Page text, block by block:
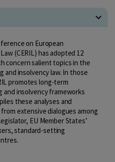
on European
(CERIL) has adopted 12
concern salient topics in the
and insolvency law. In those
promotes long-term
insolvency frameworks
these analyses and
extensive dialogues among
EU Member States’
standard-setting